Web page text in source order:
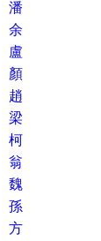
潘
余
盧
顏
趙
梁
柯
翁
魏
孫
方